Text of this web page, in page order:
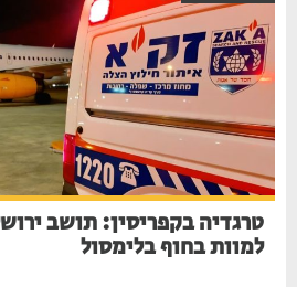
למוות בחוף בלימסול